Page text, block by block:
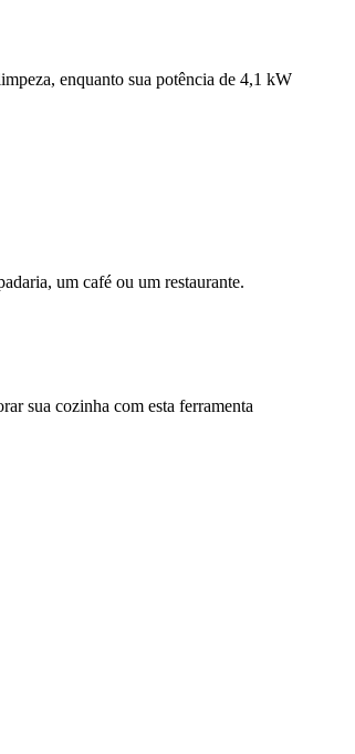
enquanto sua potência de 4,1 kW
um café ou um restaurante.
sua cozinha com esta ferramenta